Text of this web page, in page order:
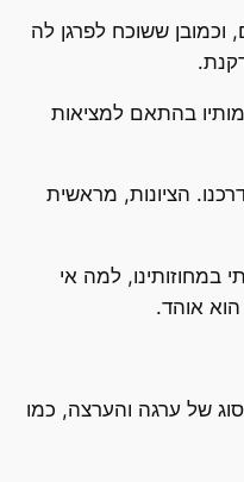
ששוכח לפרגן לה
בהתאם למציאות
הציונות, מראשית
במחוזותינו, למה אי
אוהד.
של ערגה והערצה, כמו